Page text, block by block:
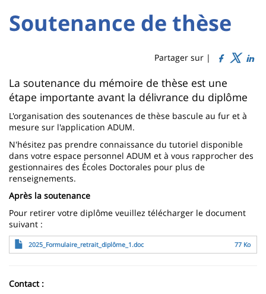
composantes
University
:
University
content
Titre
page
Soutenance de thèse
Partager sur |
Contenu
de
la
page
principale
La soutenance du mémoire de thèse est une
étape importante avant la délivrance du diplôme
L'organisation des soutenances de thèse bascule au fur et à
mesure sur l'application ADUM.
N'hésitez pas prendre connaissance du tutoriel disponible
dans votre espace personnel ADUM et à vous rapprocher des
gestionnaires des Écoles Doctorales pour plus de
renseignements.
Après la soutenance
Pour retirer votre diplôme veuillez télécharger le document
suivant :
Fichier2025_Formulaire_retrait_diplôme_1.doc 77 Ko
Contact :